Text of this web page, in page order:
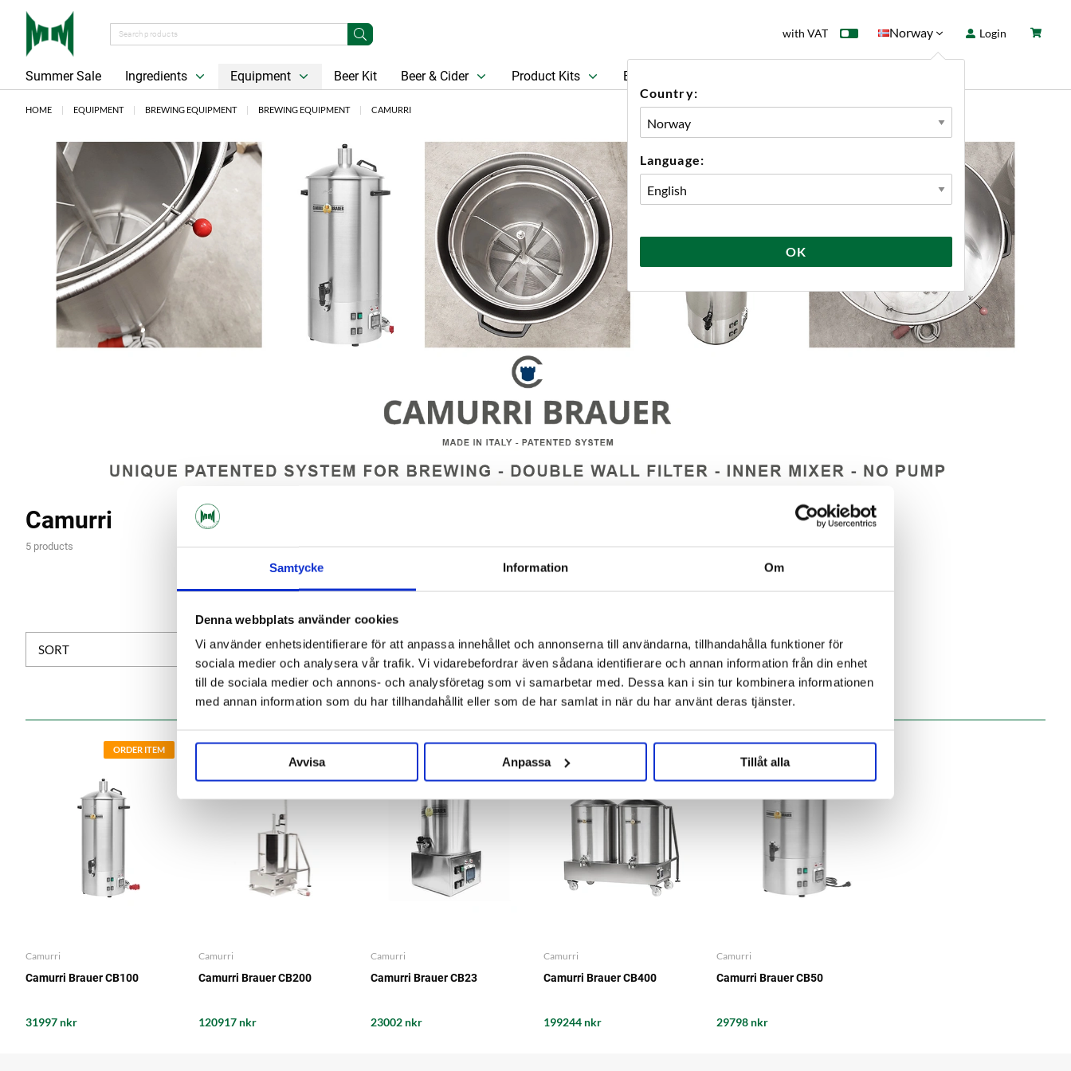
Samtycke Information Om
Denna webbplats använder cookies
Vi använder enhetsidentifierare för att anpassa innehållet och annonserna till användarna, tillhandahålla funktioner för
sociala medier och analysera vår trafik. Vi vidarebefordrar även sådana identifierare och annan information från din enhet
till de sociala medier och annons- och analysföretag som vi samarbetar med. Dessa kan i sin tur kombinera informationen
med annan information som du har tillhandahållit eller som de har samlat in när du har använt deras tjänster.
Avvisa Anpassa Tillåt alla
with VAT Norway
Country:
Language:
OK
Login
Summer Sale Ingredients Equipment Beer Kit Beer & Cider Product Kits Beer
HOME EQUIPMENT BREWING EQUIPMENT BREWING EQUIPMENT CAMURRI
Camurri
5 products
SORT
(5 PRODUCTS)
ORDER ITEM
Camurri
Camurri Brauer CB100
31997 nkr
Camurri
Camurri Brauer CB200
120917 nkr
Camurri
Camurri Brauer CB23
23002 nkr
Camurri
Camurri Brauer CB400
199244 nkr
Camurri
Camurri Brauer CB50
29798 nkr